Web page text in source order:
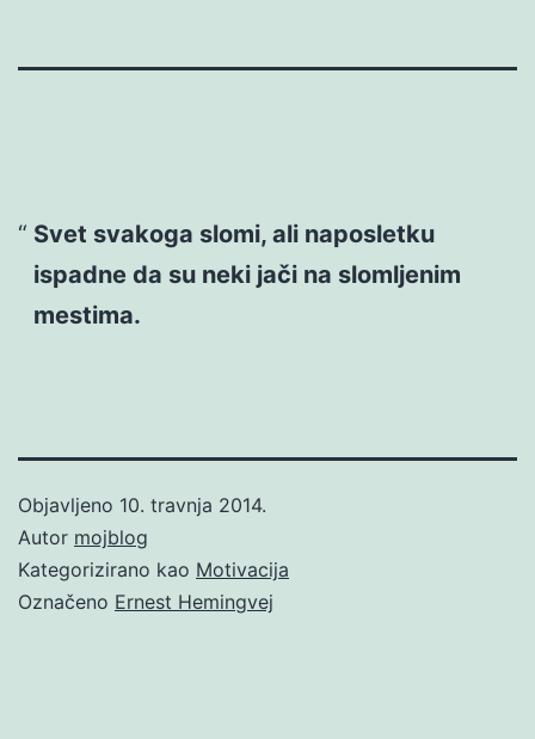
Svet svakoga slomi, ali naposletku
ispadne da su neki jači na slomljenim
mestima.
Objavljeno 10. travnja 2014.
Autor mojblog
Kategorizirano kao Motivacija
Označeno Ernest Hemingvej